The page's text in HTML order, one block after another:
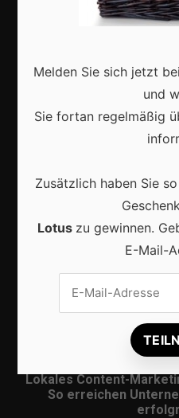
Lokale
Schlüssel für
Lokales Content-
So erreichen
Melden Sie sich jetzt
und
Sie fortan regelmäßig
Zusätzlich haben Sie
Lotus zu gewinnen.
E-Mail-